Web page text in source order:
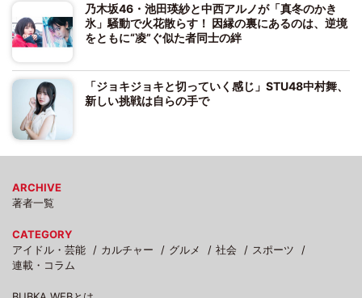
乃木坂46・池田瑛紗と中西アルノが「真冬のかき
氷」騒動で火花散らす！ 因縁の裏にあるのは、逆境
をともに“凌”ぐ似た者同士の絆
「ジョキジョキと切っていく感じ」STU48中村舞、
新しい挑戦は自らの手で
ARCHIVE
著者一覧
CATEGORY
アイドル・芸能
カルチャー グルメ 社会
スポーツ
連載・コラム